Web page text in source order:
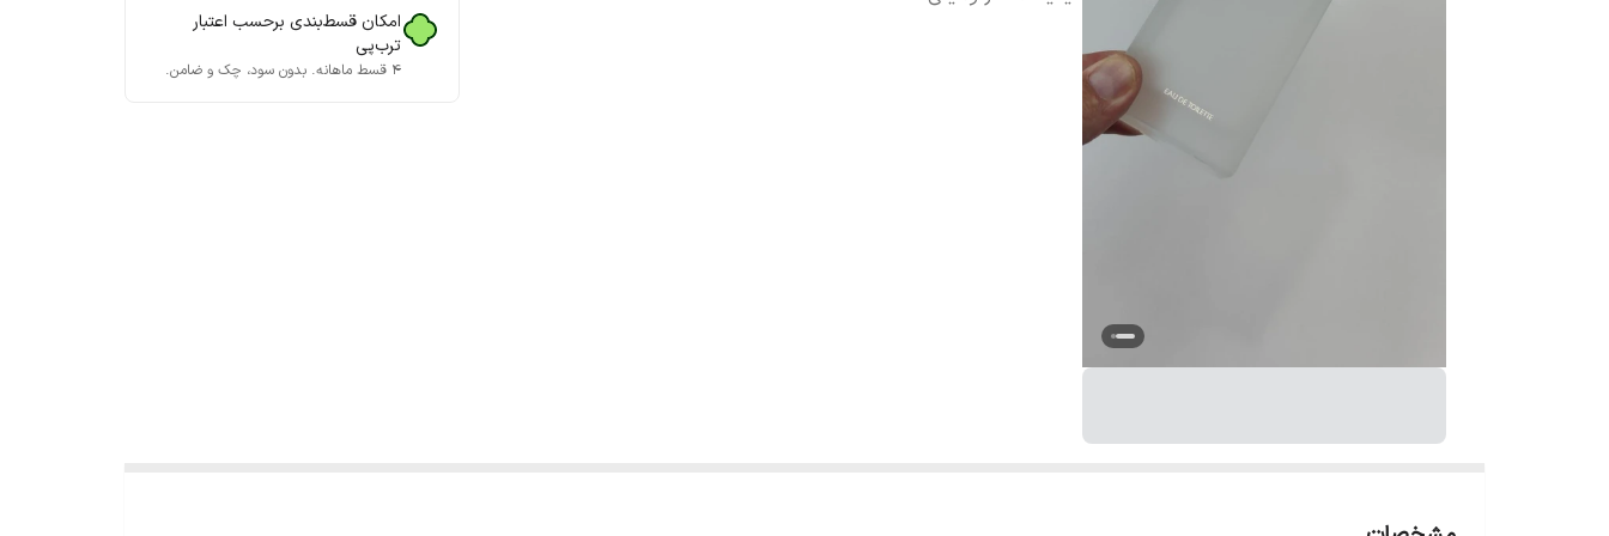
امکان قسط‌بندی برحسب اعتبار
ترب‌پی
۴ قسط ماهانه. بدون سود، چک و ضامن.